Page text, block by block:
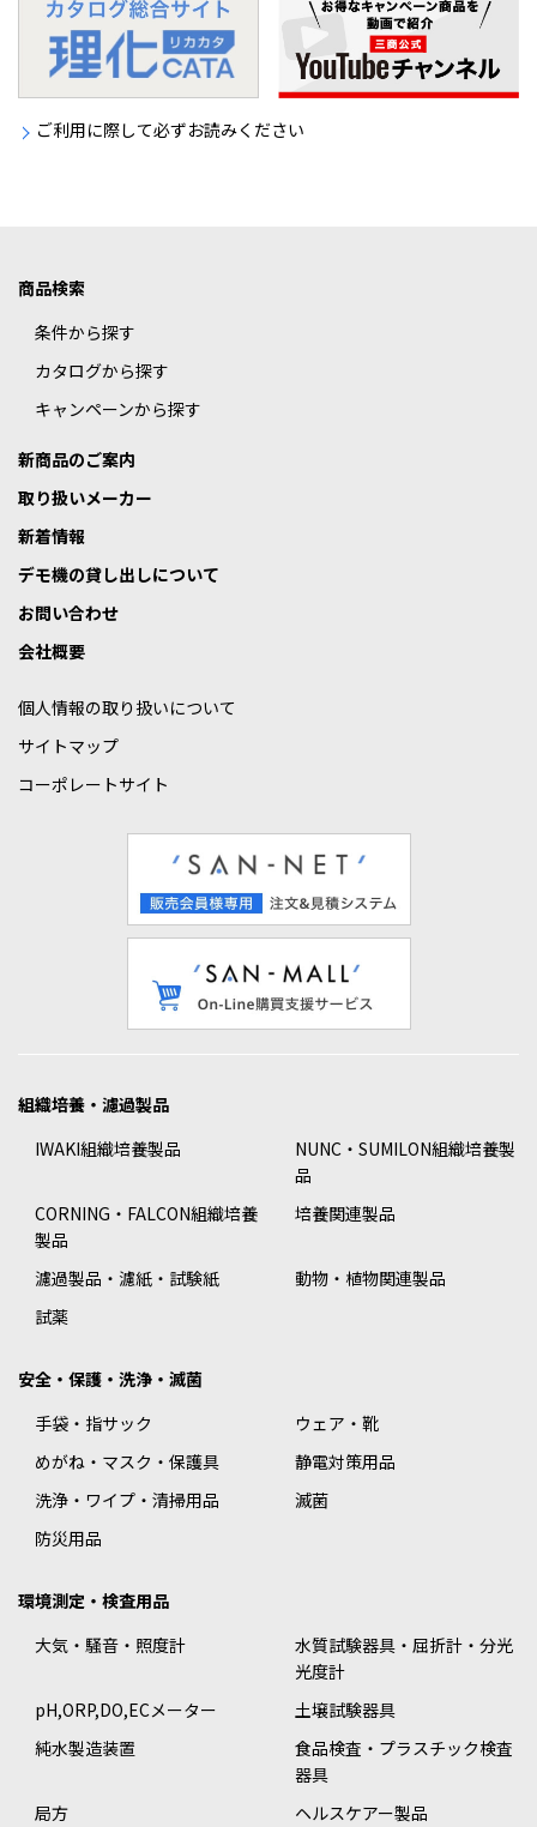
ご利用に際して必ずお読みください
商品検索
条件から探す
カタログから探す
キャンペーンから探す
新商品のご案内
取り扱いメーカー
新着情報
デモ機の貸し出しについて
お問い合わせ
会社概要
個人情報の取り扱いについて
サイトマップ
コーポレートサイト
組織培養・濾過製品
IWAKI組織培養製品
NUNC・SUMILON組織培養製
品
CORNING・FALCON組織培養
製品
培養関連製品
濾過製品・濾紙・試験紙
動物・植物関連製品
試薬
安全・保護・洗浄・滅菌
手袋・指サック
ウェア・靴
めがね・マスク・保護具
静電対策用品
洗浄・ワイプ・清掃用品
滅菌
防災用品
環境測定・検査用品
大気・騒音・照度計
水質試験器具・屈折計・分光
光度計
pH,ORP,DO,ECメーター
土壌試験器具
純水製造装置
食品検査・プラスチック検査
器具
局方
ヘルスケアー製品